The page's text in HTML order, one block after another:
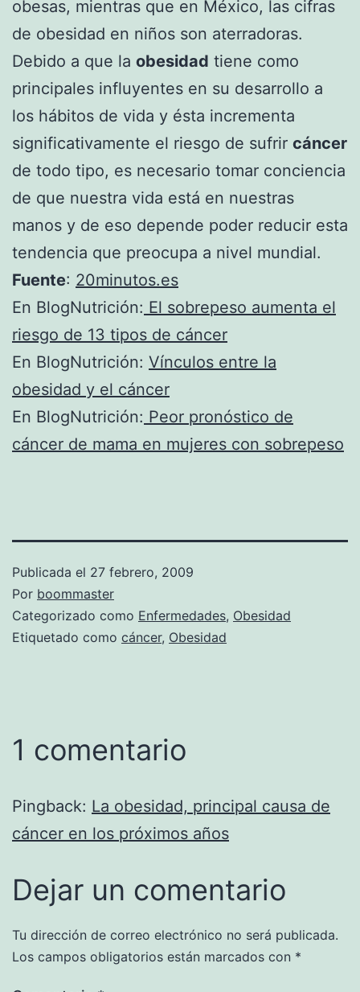
obesas, mientras que en México, las cifras
de obesidad en niños son aterradoras.
Debido a que la obesidad tiene como
principales influyentes en su desarrollo a
los hábitos de vida y ésta incrementa
significativamente el riesgo de sufrir cáncer
de todo tipo, es necesario tomar conciencia
de que nuestra vida está en nuestras
manos y de eso depende poder reducir esta
tendencia que preocupa a nivel mundial.
Fuente: 20minutos.es
En BlogNutrición: El sobrepeso aumenta el
riesgo de 13 tipos de cáncer
En BlogNutrición: Vínculos entre la
obesidad y el cáncer
En BlogNutrición: Peor pronóstico de
cáncer de mama en mujeres con sobrepeso
Publicada el 27 febrero, 2009
Por boommaster
Categorizado como Enfermedades, Obesidad
Etiquetado como cáncer, Obesidad
1 comentario
Pingback: La obesidad, principal causa de
cáncer en los próximos años
Dejar un comentario
Tu dirección de correo electrónico no será publicada.
Los campos obligatorios están marcados con *